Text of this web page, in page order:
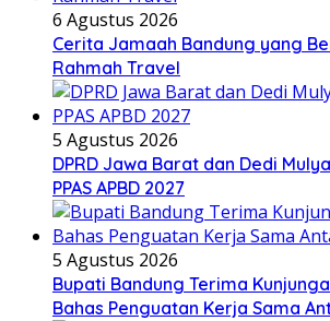
6 Agustus 2026
Cerita Jamaah Bandung yang
Rahmah Travel
5 Agustus 2026
DPRD Jawa Barat dan Dedi
PPAS APBD 2027
5 Agustus 2026
Bupati Bandung Terima
Bahas Penguatan Kerja Sama